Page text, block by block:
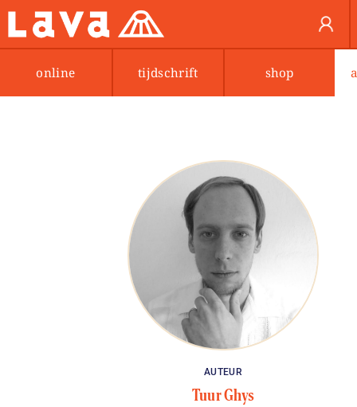
online tijdschrift shop
AUTEUR
Tuur Ghys